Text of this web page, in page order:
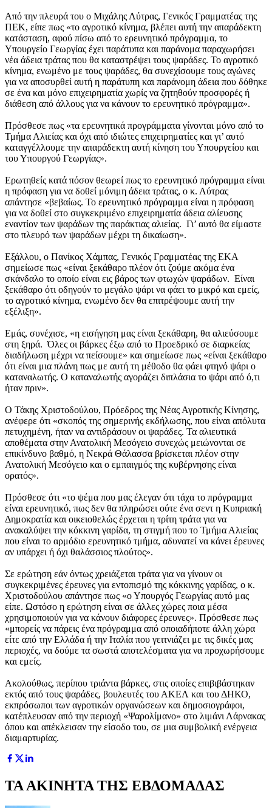
Από την πλευρά του ο Μιχάλης Λύτρας, Γενικός Γραμματέας της
ΠΕΚ, είπε πως «το αγροτικό κίνημα, βλέπει αυτή την απαράδεκτη
κατάσταση, αφού πίσω από το ερευνητικό πρόγραμμα, το
Υπουργείο Γεωργίας έχει παράτυπα και παράνομα παραχωρήσει
νέα άδεια τράτας που θα καταστρέψει τους ψαράδες. Το αγροτικό
κίνημα, ενωμένο με τους ψαράδες, θα συνεχίσουμε τους αγώνες
για να αποσυρθεί αυτή η παράτυπη και παράνομη άδεια που δόθηκε
σε ένα και μόνο επιχειρηματία χωρίς να ζητηθούν προσφορές ή
διάθεση από άλλους για να κάνουν το ερευνητικό πρόγραμμα».
Πρόσθεσε πως «τα ερευνητικά προγράμματα γίνονται μόνο από το
Τμήμα Αλιείας και όχι από ιδιώτες επιχειρηματίες και γι’ αυτό
καταγγέλλουμε την απαράδεκτη αυτή κίνηση του Υπουργείου και
του Υπουργού Γεωργίας».
Ερωτηθείς κατά πόσον θεωρεί πως το ερευνητικό πρόγραμμα είναι
η πρόφαση για να δοθεί μόνιμη άδεια τράτας, ο κ. Λύτρας
απάντησε «βεβαίως. Το ερευνητικό πρόγραμμα είναι η πρόφαση
για να δοθεί στο συγκεκριμένο επιχειρηματία άδεια αλίευσης
εναντίον των ψαράδων της παράκτιας αλιείας. Γι’ αυτό θα είμαστε
στο πλευρό των ψαράδων μέχρι τη δικαίωση».
Εξάλλου, ο Πανίκος Χάμπας, Γενικός Γραμματέας της ΕΚΑ
σημείωσε πως «είναι ξεκάθαρο πλέον ότι ζούμε ακόμα ένα
σκάνδαλο το οποίο είναι εις βάρος των φτωχών ψαράδων. Είναι
ξεκάθαρο ότι οδηγούν το μεγάλο ψάρι να φάει το μικρό και εμείς,
το αγροτικό κίνημα, ενωμένο δεν θα επιτρέψουμε αυτή την
εξέλιξη».
Εμάς, συνέχισε, «η εισήγηση μας είναι ξεκάθαρη, θα αλιεύσουμε
στη ξηρά. Όλες οι βάρκες έξω από το Προεδρικό σε διαρκείας
διαδήλωση μέχρι να πείσουμε» και σημείωσε πως «είναι ξεκάθαρο
ότι είναι μια πλάνη πως με αυτή τη μέθοδο θα φάει φτηνό ψάρι ο
καταναλωτής. Ο καταναλωτής αγοράζει διπλάσια το ψάρι από ό,τι
ήταν πριν».
Ο Τάκης Χριστοδούλου, Πρόεδρος της Νέας Αγροτικής Κίνησης,
ανέφερε ότι «σκοπός της σημερινής εκδήλωσης, που είναι απόλυτα
πετυχημένη, ήταν να αντιδράσουν οι ψαράδες. Τα αλιευτικά
αποθέματα στην Ανατολική Μεσόγειο συνεχώς μειώνονται σε
επικίνδυνο βαθμό, η Νεκρά Θάλασσα βρίσκεται πλέον στην
Ανατολική Μεσόγειο και ο εμπαιγμός της κυβέρνησης είναι
ορατός».
Πρόσθεσε ότι «το ψέμα που μας έλεγαν ότι τάχα το πρόγραμμα
είναι ερευνητικό, πως δεν θα πληρώσει ούτε ένα σεντ η Κυπριακή
Δημοκρατία και οικειοθελώς έρχεται η τρίτη τράτα για να
ανακαλύψει την κόκκινη γαρίδα, τη στιγμή που το Τμήμα Αλιείας
που είναι το αρμόδιο ερευνητικό τμήμα, αδυνατεί να κάνει έρευνες
αν υπάρχει ή όχι θαλάσσιος πλούτος».
Σε ερώτηση εάν όντως χρειάζεται τράτα για να γίνουν οι
συγκεκριμένες έρευνες για εντοπισμό της κόκκινης γαρίδας, ο κ.
Χριστοδούλου απάντησε πως «ο Υπουργός Γεωργίας αυτό μας
είπε. Ωστόσο η ερώτηση είναι σε άλλες χώρες ποια μέσα
χρησιμοποιούν για να κάνουν διάφορες έρευνες». Πρόσθεσε πως
«μπορείς να πάρεις ένα πρόγραμμα από οποιαδήποτε άλλη χώρα
είτε από την Ελλάδα ή την Ιταλία που γειτνιάζει με τις δικές μας
περιοχές, να δούμε τα σωστά αποτελέσματα για να προχωρήσουμε
και εμείς.
Ακολούθως, περίπου τριάντα βάρκες, στις οποίες επιβιβάστηκαν
εκτός από τους ψαράδες, βουλευτές του ΑΚΕΛ και του ΔΗΚΟ,
εκπρόσωποι των αγροτικών οργανώσεων και δημοσιογράφοι,
κατέπλευσαν από την περιοχή «Ψαρολίμανο» στο λιμάνι Λάρνακας
όπου και απέκλεισαν την είσοδο του, σε μια συμβολική ενέργεια
διαμαρτυρίας.
ΤΑ ΑΚΙΝΗΤΑ ΤΗΣ ΕΒΔΟΜΑΔΑΣ